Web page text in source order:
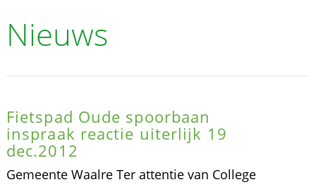
Nieuws
Fietspad Oude spoorbaan
inspraak reactie uiterlijk 19
dec.2012
Gemeente Waalre Ter attentie van College